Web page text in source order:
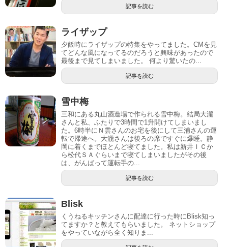
記事を読む
ライザップ
夕飯時にライザップの特集をやってました。CMを見
てどんな風になってるのだろうと興味があったので
最後まで見てしまいました。 何より驚いたの...
記事を読む
雪中梅
三和にある丸山酒造場で作られる雪中梅。結局大瀧
さんと私、ふたりで3時間で1升開けてしまいまし
た。6時半にＮ雲さんのお宅を後にして三浦さんの運
転で帰途へ。大瀧さんは後ろの席ですぐに爆睡。静
岡に着くまでほとんど寝てました。私は新井ＩＣか
ら松代ＳＡぐらいまで寝てしまいましたがその後
は、がんばって運転手の...
記事を読む
Blisk
くうねるキッチンさんに配達に行った時にBlisk知っ
てますか？と教えてもらいました。 ネットショップ
をやっていながら全く知りま...